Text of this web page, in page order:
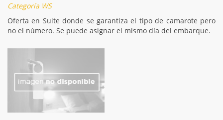
Categoría WS
Oferta en Suite donde se garantiza el tipo de camarote pero
no el número. Se puede asignar el mismo día del embarque.